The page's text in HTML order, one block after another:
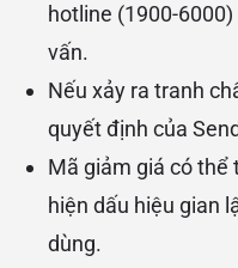
hotline (1900-
vấn.
Nếu xảy ra tranh
quyết định của
Mã giảm giá có thể
hiện dấu hiệu gian
dùng.